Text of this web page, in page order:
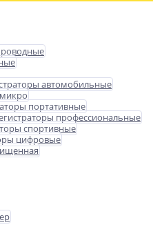
автомобильные
портативные
профессиональные
спортивные
цифровые